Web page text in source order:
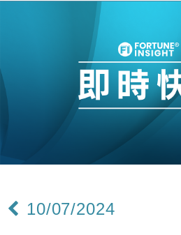
財經｜滙豐上調香港今年
及消費表現
本地｜假冒內地執法人員
損失近6900萬元
財經｜日經失守6.5萬點後
15:47
財經｜恒隆10月換帥 玩
財經｜韓股反覆波動收跌
12:44
財經｜日本春季三度入市
10/07/2024